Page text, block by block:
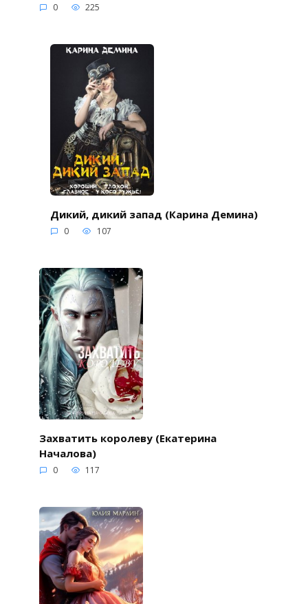
0 225
Дикий, дикий запад (Карина Демина)
0 107
Захватить королеву (Екатерина
Началова)
0 117